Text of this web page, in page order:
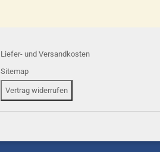
Liefer- und Versandkosten
Sitemap
Vertrag widerrufen